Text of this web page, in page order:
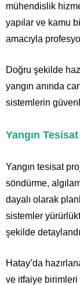
mühendislik
yapılar ve kamu
amacıyla
Doğru şekilde
yangın anında
sistemlerin
Yangın
Yangın tesisat
söndürme,
dayalı olarak
sistemler
şekilde
Hatay’da
ve itfaiye birimleri